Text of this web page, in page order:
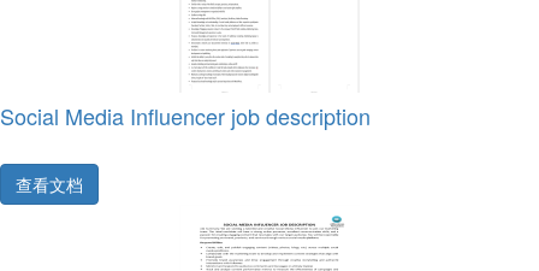
Social Media Influencer job description
查看文档